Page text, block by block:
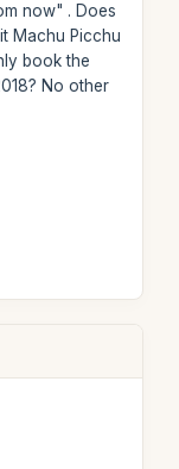
now" . Does
Machu Picchu
book the
No other